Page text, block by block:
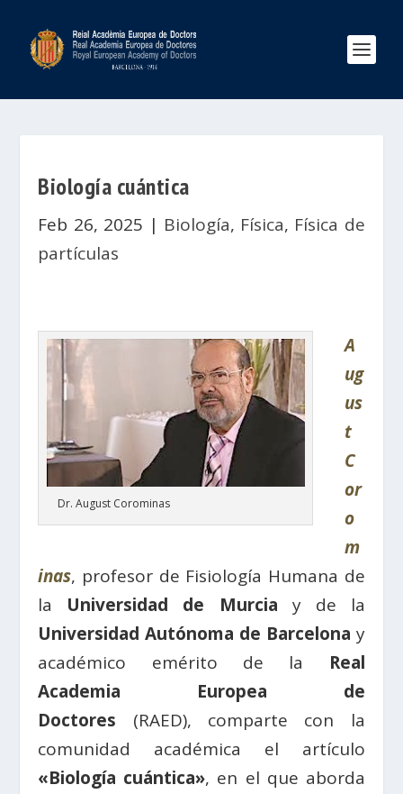
Biología cuántica
Feb 26, 2025 | Biología, Física, Física de
partículas
Dr. August Corominas
A
ug
us
t
C
or
o
m
inas, profesor de Fisiología Humana de
la Universidad de Murcia y de la
Universidad Autónoma de Barcelona y
académico emérito de la Real
Academia Europea de
Doctores (RAED), comparte con la
comunidad académica el artículo
«Biología cuántica», en el que aborda